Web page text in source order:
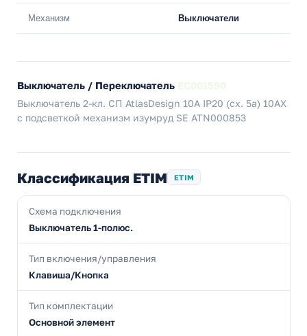
Механизм Выключатели
Выключатель / Переключатель
Выключатель 2-кл. СП AtlasDesign 10А IP20 (сх. 5а) 10AX
с подсветкой механизм изумруд SE ATN000853
Классификация ETIM ETIM
Схема подключения
Выключатель 1-полюс.
Тип включения/управления
Клавиша/Кнопка
Тип комплектации
Основной элемент